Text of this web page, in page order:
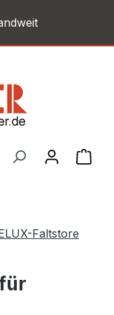
Faltstore